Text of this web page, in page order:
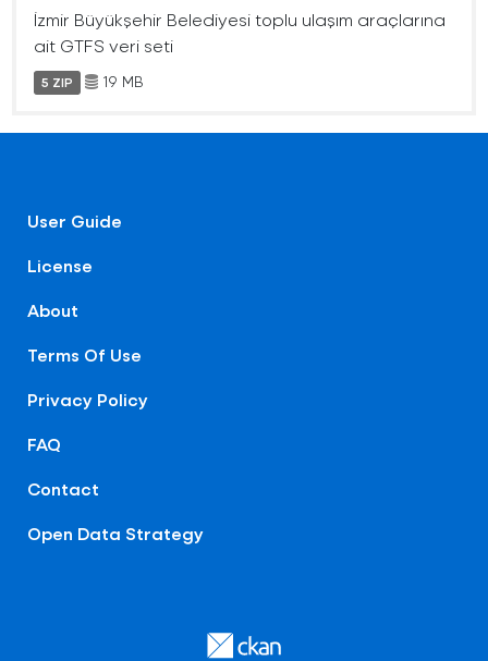
İzmir Büyükşehir Belediyesi toplu ulaşım araçlarına
ait GTFS veri seti
5 ZIP 19 MB
User Guide
License
About
Terms Of Use
Privacy Policy
FAQ
Contact
Open Data Strategy